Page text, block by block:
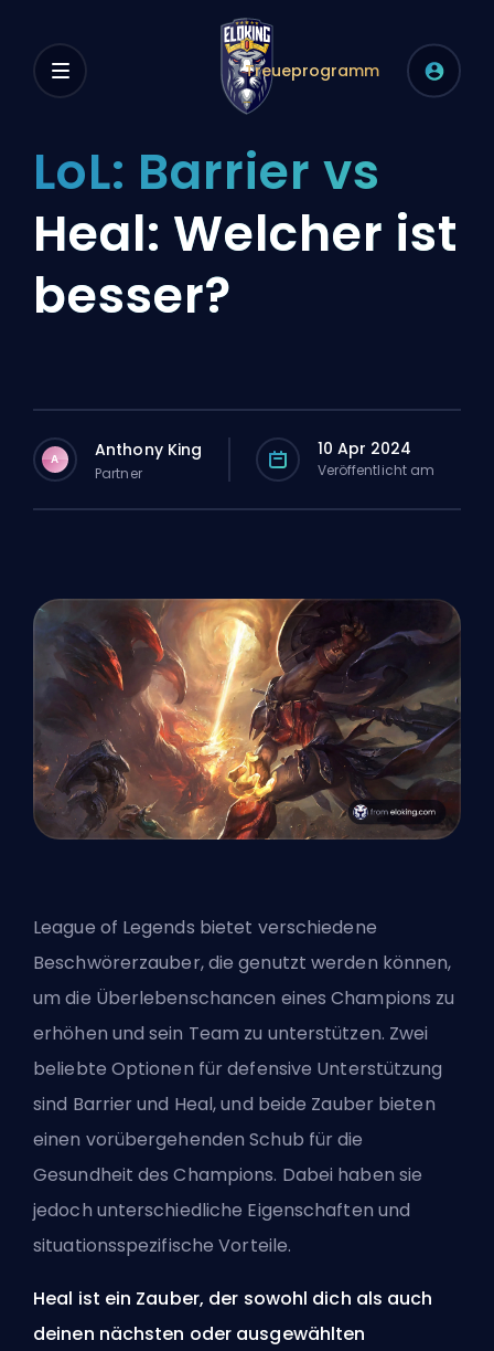
Treueprogramm
LoL: Barrier vs
Heal: Welcher ist
besser?
A Anthony King
Partner
10 Apr 2024
Veröffentlicht am
League of Legends bietet verschiedene
Beschwörerzauber, die genutzt werden können,
um die Überlebenschancen einesChampions zu
erhöhen und sein Team zu unterstützen. Zwei
beliebte Optionen für defensive Unterstützung
sind Barrier und Heal, und beide Zauber bieten
einen vorübergehenden Schub für die
Gesundheit des Champions. Dabei haben sie
jedoch unterschiedliche Eigenschaften und
situationsspezifische Vorteile.
Heal ist ein Zauber, der sowohl dich als auch
deinen nächsten oder ausgewählten